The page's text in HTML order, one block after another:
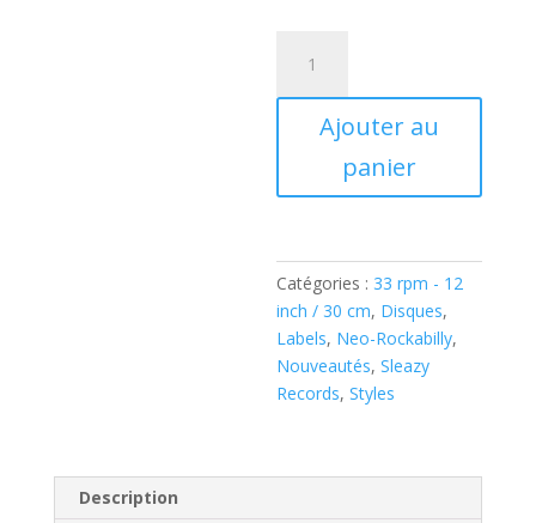
Pat
Capocci
Asphalt
Jungle
(
Vinyl
LP
)
Ajouter au
panier
Catégories : 33 rpm - 12
inch / 30 cm, Disques,
Labels, Neo-Rockabilly,
Nouveautés,Sleazy
Records,Styles
Description